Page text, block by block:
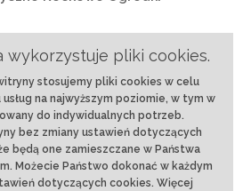
wykorzystuje pliki cookies.
stosujemy pliki cookies w celu
na najwyższym poziomie, w tym w
do indywidualnych potrzeb.
bez zmiany ustawień dotyczących
będą one zamieszczane w Państwa
Możecie Państwo dokonać w każdym
dotyczących cookies. Więcej
|Ochrona danych|Reklama|
RSS|Kontakt
| Projekt i realizacja:Strony
Płock
- BLACREA.pl